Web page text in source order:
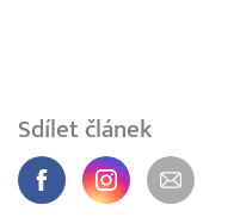
Sdílet článek